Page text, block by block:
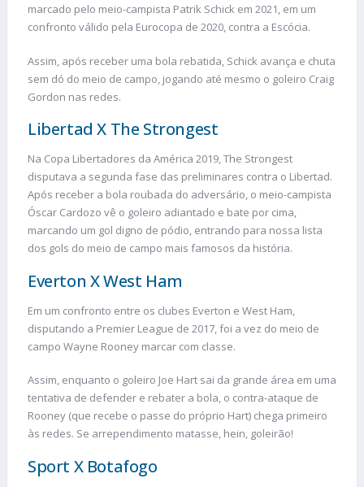
marcado pelo meio-campista Patrik Schick em 2021, em um
confronto válido pela Eurocopa de 2020, contra a Escócia.
Assim, após receber uma bola rebatida, Schick avança e chuta
sem dó do meio de campo, jogando até mesmo o goleiro Craig
Gordon nas redes.
Libertad X The Strongest
Na Copa Libertadores da América 2019, The Strongest
disputava a segunda fase das preliminares contra o Libertad.
Após receber a bola roubada do adversário, o meio-campista
Óscar Cardozo vê o goleiro adiantado e bate por cima,
marcando um gol digno de pódio, entrando para nossa lista
dos gols do meio de campo mais famosos da história.
Everton X West Ham
Em um confronto entre os clubes Everton e West Ham,
disputando a Premier League de 2017, foi a vez do meio de
campo Wayne Rooney marcar com classe.
Assim, enquanto o goleiro Joe Hart sai da grande área em uma
tentativa de defender e rebater a bola, o contra-ataque de
Rooney (que recebe o passe do próprio Hart) chega primeiro
às redes. Se arrependimento matasse, hein, goleirão!
Sport X Botafogo